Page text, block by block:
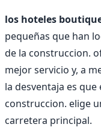
los hoteles
pequeñas que han
de la construccion.
mejor servicio y, a
la desventaja es
construccion. elige
carretera principal.